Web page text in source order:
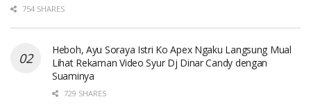
754 SHARES
Heboh, Ayu Soraya Istri Ko Apex Ngaku Langsung Mual
Lihat Rekaman Video Syur Dj Dinar Candy dengan
Suaminya
729 SHARES